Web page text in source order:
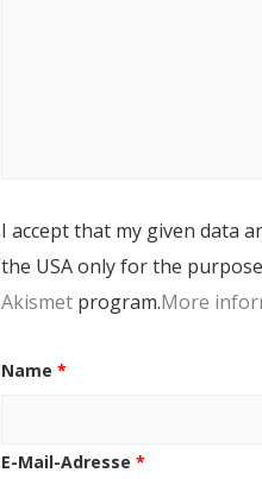
I accept that my given data
the USA only for the
Akismet program.More
Name *
E-Mail-Adresse *